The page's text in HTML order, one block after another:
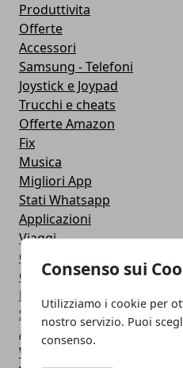
Consenso sui
Utilizziamo i cookie per
nostro servizio. Puoi
consenso.
Produttivita
Offerte
Accessori
Samsung - Telefoni
Joystick e Joypad
Trucchi e cheats
Offerte Amazon
Fix
Musica
Migliori App
Stati Whatsapp
Applicazioni
Viaggi
Galaxy Note 5
Google Play
Fotografia
Stile di vita
Antivirus
Widget Orologio